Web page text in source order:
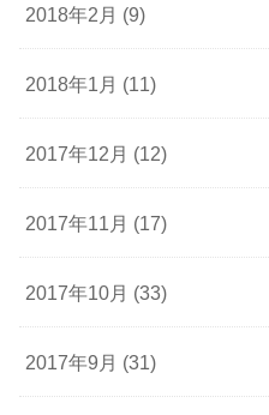
2018年2月 (9)
2018年1月 (11)
2017年12月 (12)
2017年11月 (17)
2017年10月 (33)
2017年9月 (31)